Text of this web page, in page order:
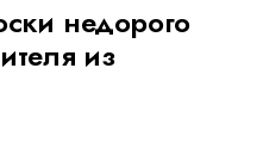
недорого
из